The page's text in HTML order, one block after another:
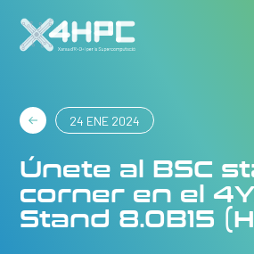
24 ENE 2024
Únete al BSC
corner en el
Stand 8.0B15